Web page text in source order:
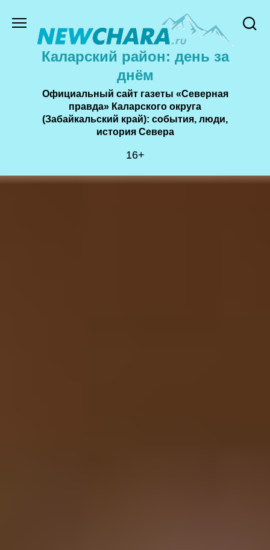
содержанию
Каларский район: день за
днём
Официальный сайт газеты «Северная
правда» Каларского округа
(Забайкальский край): события, люди,
история Cевера
16+